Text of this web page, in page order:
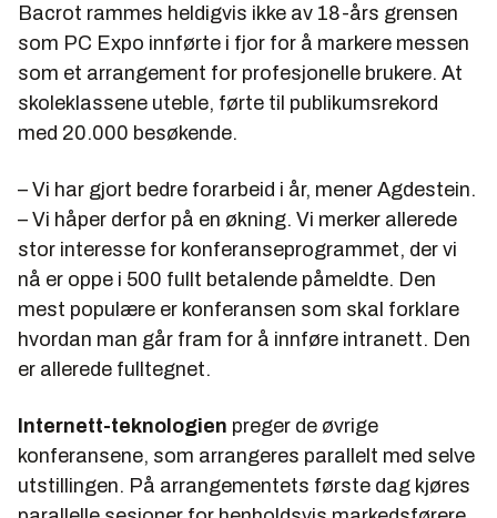
Bacrot rammes heldigvis ikke av 18-års grensen
som PC Expo innførte i fjor for å markere messen
som et arrangement for profesjonelle brukere. At
skoleklassene uteble, førte til publikumsrekord
med 20.000 besøkende.
– Vi har gjort bedre forarbeid i år, mener Agdestein.
– Vi håper derfor på en økning. Vi merker allerede
stor interesse for konferanseprogrammet, der vi
nå er oppe i 500 fullt betalende påmeldte. Den
mest populære er konferansen som skal forklare
hvordan man går fram for å innføre intranett. Den
er allerede fulltegnet.
Internett-teknologien preger de øvrige
konferansene, som arrangeres parallelt med selve
utstillingen. På arrangementets første dag kjøres